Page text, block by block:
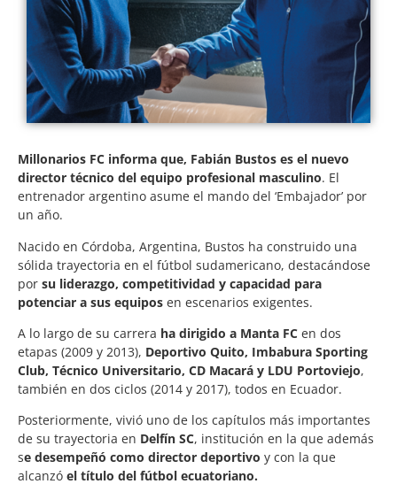
Millonarios FC informa que, Fabián Bustos es el nuevo
director técnico del equipo profesional masculino. El
entrenador argentino asume el mando del ‘Embajador’ por
un año.
Nacido en Córdoba, Argentina, Bustos ha construido una
sólida trayectoria en el fútbol sudamericano, destacándose
por su liderazgo, competitividad y capacidad para
potenciar a sus equipos en escenarios exigentes.
A lo largo de su carrera ha dirigido a Manta FC en dos
etapas (2009 y 2013), Deportivo Quito, Imbabura Sporting
Club, Técnico Universitario, CD Macará y LDU Portoviejo,
también en dos ciclos (2014 y 2017), todos en Ecuador.
Posteriormente, vivió uno de los capítulos más importantes
de su trayectoria en Delfín SC, institución en la que además
se desempeñó como director deportivo y con la que
alcanzó el título del fútbol ecuatoriano.